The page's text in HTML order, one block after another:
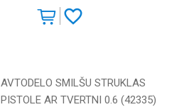
AVTODELO SMILŠU STRUKLAS
PISTOLE AR TVERTNI 0.6 (42335)